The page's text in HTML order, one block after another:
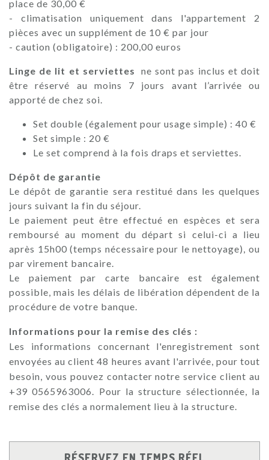
place de 30,00 €
- climatisation uniquement dans l'appartement 2
pièces avec un supplément de 10 € par jour
- caution (obligatoire) : 200,00 euros
Linge de lit et serviettes
ne sont pas inclus et doit
être réservé au moins 7 jours avant l’arrivée ou
apporté de chez soi.
Set double (également pour usage simple) : 40 €
Set simple : 20 €
Le set comprend à la fois draps et serviettes.
Dépôt de garantie
Le dépôt de garantie sera restitué dans les quelques
jours suivant la fin du séjour.
Le paiement peut être effectué en espèces et sera
remboursé au moment du départ si celui-ci a lieu
après 15h00 (temps nécessaire pour le nettoyage), ou
par virement bancaire.
Le paiement par carte bancaire est également
possible, mais les délais de libération dépendent de la
procédure de votre banque.
Informations pour la remise des clés :
Les informations concernant l'enregistrement sont
envoyées au client 48 heures avant l'arrivée, pour tout
besoin, vous pouvez contacter notre service client au
+39 0565963006. Pour la structure sélectionnée, la
remise des clés a normalement lieu à la structure.